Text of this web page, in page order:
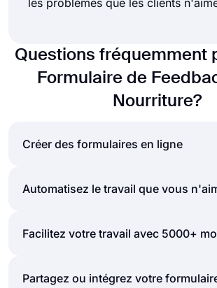
les problèmes que les clients
Questions fréquemment
Formulaire de
Nourriture?
Créer des formulaires en ligne
En utilisant l'interface utilisateur de
et des examens en ligne avec moins
personnaliser en fonction de vos
Automatisez le travail que vous
Les automatisations entre les outils
Imaginez que vous auriez besoin de
Facilitez votre travail avec 5000+
Laissez nos modèles faire des
Partagez ou intégrez votre